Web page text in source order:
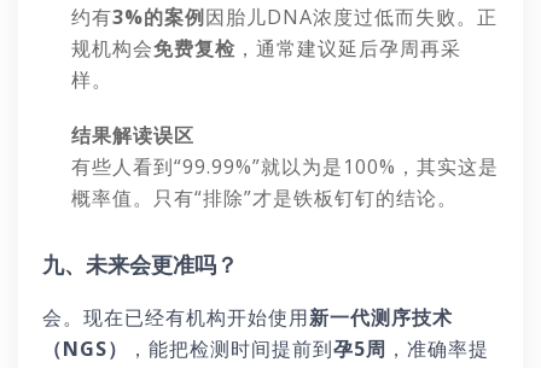
约有3%的案例因胎儿DNA浓度过低而失败。正
规机构会免费复检 ，通常建议延后孕周再采
样。
结果解读误区
有些人看到“99.99%”就以为是100%，其实这是
概率值。只有“排除”才是铁板钉钉的结论。
九、未来会更准吗？
会。现在已经有机构开始使用新一代测序技术
（NGS）
，能把检测时间提前到孕5周 ，准确率提